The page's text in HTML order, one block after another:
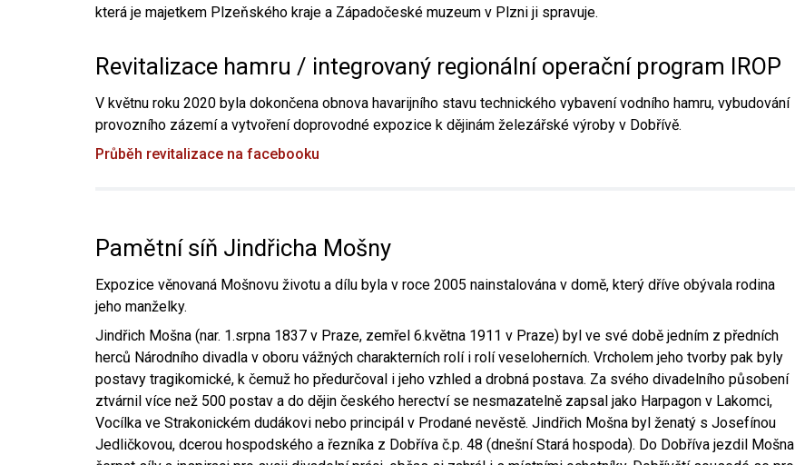
která je majetkem Plzeňského kraje a Západočeské muzeum v Plzni ji spravuje.
Revitalizace hamru / integrovaný regionální operační program IROP
V květnu roku 2020 byla dokončena obnova havarijního stavu technického vybavení vodního hamru, vybudování
provozního zázemí a vytvoření doprovodné expozice k dějinám železářské výroby v Dobřívě.
Průběh revitalizace na facebooku
Pamětní síň Jindřicha Mošny
Expozice věnovaná Mošnovu životu a dílu byla v roce 2005 nainstalována v domě, který dříve obývala rodina
jeho manželky.
Jindřich Mošna (nar. 1.srpna 1837 v Praze, zemřel 6.května 1911 v Praze) byl ve své době jedním z předních
herců Národního divadla v oboru vážných charakterních rolí i rolí veseloherních. Vrcholem jeho tvorby pak byly
postavy tragikomické, k čemuž ho předurčoval i jeho vzhled a drobná postava. Za svého divadelního působení
ztvárnil více než 500 postav a do dějin českého herectví se nesmazatelně zapsal jako Harpagon v Lakomci,
Vocílka ve Strakonickém dudákovi nebo principál v Prodané nevěstě. Jindřich Mošna byl ženatý s Josefínou
Jedličkovou, dcerou hospodského a řezníka z Dobříva č.p. 48 (dnešní Stará hospoda). Do Dobříva jezdil Mošna